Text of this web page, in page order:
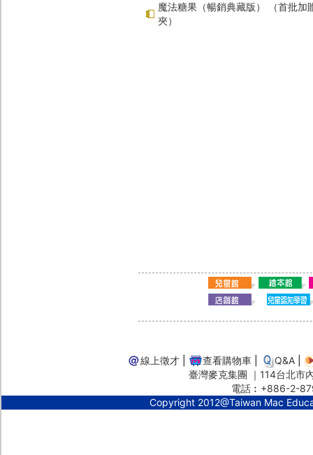
魔法糖果（暢銷典藏版） （首批加
夾）
線上徵才 查看購物車 Q&A
臺灣麥克集團 ｜114台北
電話︰+886-2-
Copyright 2012@Taiwan Mac